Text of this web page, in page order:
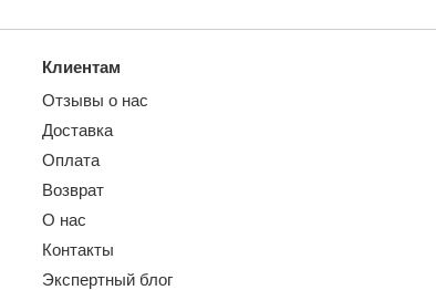
Клиентам
Отзывы о нас
Доставка
Оплата
Возврат
О нас
Контакты
Экспертный блог